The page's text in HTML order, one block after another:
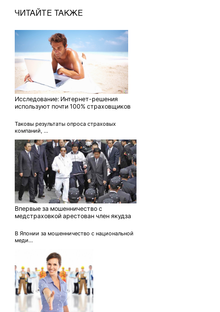
ЧИТАЙТЕ ТАКЖЕ
Исследование: Интернет-решения
используют почти 100% страховщиков
Таковы результаты опроса страховых
компаний, ...
Впервые за мошенничество с
медстраховкой арестован член якудза
В Японии за мошенничество с национальной
меди...